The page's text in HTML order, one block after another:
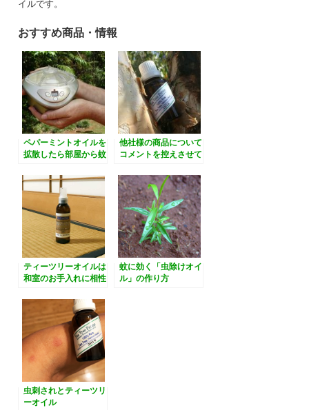
イルです。
おすすめ商品・情報
ペパーミントオイルを
拡散したら部屋から蚊
他社様の商品について
コメントを控えさせて
ティーツリーオイルは
和室のお手入れに相性
蚊に効く「虫除けオイ
ル」の作り方
虫刺されとティーツリ
ーオイル